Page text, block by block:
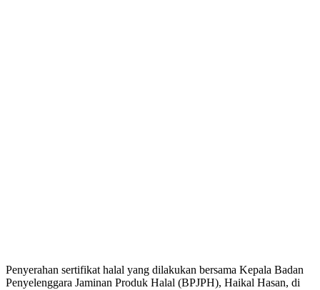
Penyerahan sertifikat halal yang dilakukan bersama Kepala Badan
Penyelenggara Jaminan Produk Halal (BPJPH), Haikal Hasan, di